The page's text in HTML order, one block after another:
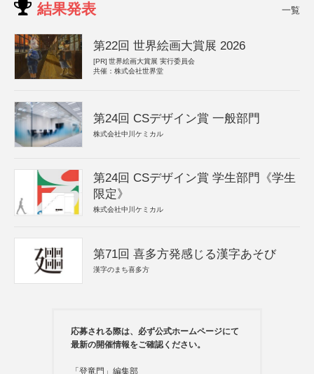
結果発表 一覧
第22回 世界絵画大賞展 2026
[PR] 世界絵画大賞展 実行委員会
共催：株式会社世界堂
第24回 CSデザイン賞 一般部門
株式会社中川ケミカル
第24回 CSデザイン賞 学生部門《学生
限定》
株式会社中川ケミカル
第71回 喜多方発感じる漢字あそび
漢字のまち喜多方
応募される際は、必ず公式ホームページにて
最新の開催情報をご確認ください。
「登竜門」編集部